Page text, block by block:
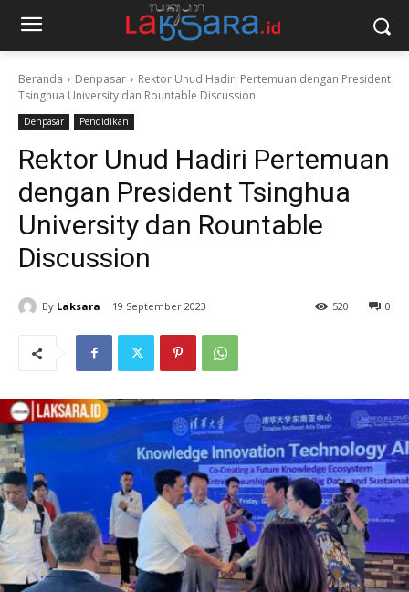
Beranda Denpasar
Rektor Unud Hadiri Pertemuan dengan President
Tsinghua University dan Rountable Discussion
Denpasar Pendidikan
Rektor Unud Hadiri Pertemuan
dengan President Tsinghua
University dan Rountable
Discussion
By Laksara 19 September 2023 0
520